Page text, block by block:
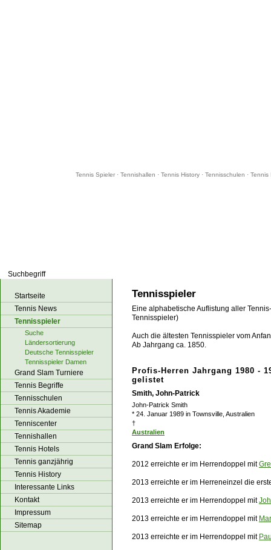
Tennis Spieler· Tennishallen · Tennis History· Tennisschulen · Tennis
Tennisspieler
Eine alphabetische Auflistung aller
Tennisspieler)
Auch die ältesten Tennisspieler vom
Ab Jahrgang ca. 1850.
Profis-Herren Jahrgang 1980 -
gelistet
Smith, John-Patrick
John-Patrick Smith
* 24. Januar 1989 in Townsville, Australien
†
Australien
Grand Slam Erfolge:
2012 erreichte er im Herrendoppel mit
2013 erreichte er im Herreneinzel die
2013 erreichte er im Herrendoppel mit
2013 erreichte er im Herrendoppel mit
2013 erreichte er im Herrendoppel mit
Startseite
Tennis News
Tennisspieler
Suche
Ländersortierung
Deutsche Tennisspieler
Tennisspieler Damen
Grand Slam Turniere
Tennis Begriffe
Tennisschulen
Tennis Akademie
Tenniscenter
Tennishallen
Tennis Hotels
Tennis ganzjährig
Tennis History
Interessante Links
Kontakt
Impressum
Sitemap